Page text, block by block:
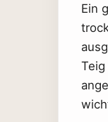
Ein